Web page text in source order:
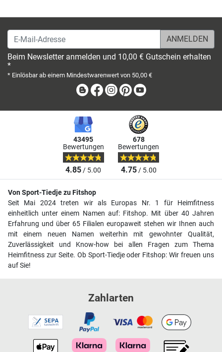
E-Mail-Adresse
Beim Newsletter anmelden und 10,00 € Gutschein erhalten
*
* Einlösbar ab einem Mindestwarenwert von 50,00 €
BlogFacebook
Instagram
Pinterest
43495
Bewertungen
4.85/ 5.00
678
Bewertungen
4.75/ 5.00
Von Sport-Tiedje zu Fitshop
Seit Mai 2024 treten wir als Europas Nr. 1 für Heimfitness
einheitlich unter einem Namen auf: Fitshop. Mit über 40 Jahren
Erfahrung und über 65 Filialen europaweit stehen wir Ihnen auch
mit einem neuen Namen weiterhin mit gewohnter Qualität,
Zuverlässigkeit und Know-how bei allen Fragen zum Thema
Heimfitness zur Seite. Ob Sport-Tiedje oder Fitshop: Wir freuen uns
auf Sie!
Zahlarten